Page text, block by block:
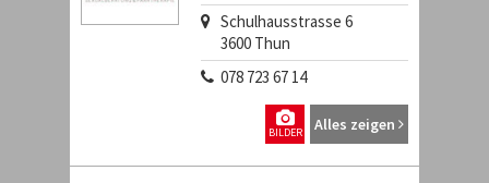
Schulhausstrasse 6
3600 Thun
078 723 67 14
Alles zeigen
BILDER